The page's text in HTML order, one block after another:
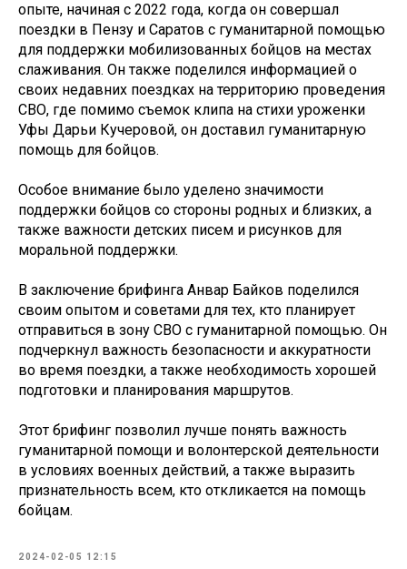
опыте, начиная с 2022 года, когда он совершал
поездки в Пензу и Саратов с гуманитарной помощью
для поддержки мобилизованных бойцов на местах
слаживания. Он также поделился информацией о
своих недавних поездках на территорию проведения
СВО, где помимо съемок клипа на стихи уроженки
Уфы Дарьи Кучеровой, он доставил гуманитарную
помощь для бойцов.
Особое внимание было уделено значимости
поддержки бойцов со стороны родных и близких, а
также важности детских писем и рисунков для
моральной поддержки.
В заключение брифинга Анвар Байков поделился
своим опытом и советами для тех, кто планирует
отправиться в зону СВО с гуманитарной помощью. Он
подчеркнул важность безопасности и аккуратности
во время поездки, а также необходимость хорошей
подготовки и планирования маршрутов.
Этот брифинг позволил лучше понять важность
гуманитарной помощи и волонтерской деятельности
в условиях военных действий, а также выразить
признательность всем, кто откликается на помощь
бойцам.
2024-02-05 12:15